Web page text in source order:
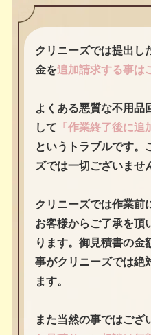
クリニーズでは提出し
金を追加請求する事は
よくある悪質な不用品
して 「作業終了後に追
というトラブルです。
ズでは一切ございませ
クリニーズでは作業前
お客様からご了承を頂
ります。御見積書の金
事がクリニーズでは絶
ます。
また当然の事ではござ